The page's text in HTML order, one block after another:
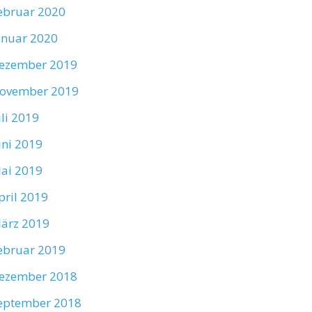
2020
2020
2019
2019
2019
2019
2019
2019
2019
2019
2018
2018